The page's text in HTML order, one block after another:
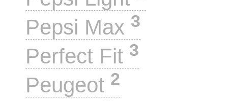
Pepsi Max 3
Perfect Fit 3
Peugeot 2